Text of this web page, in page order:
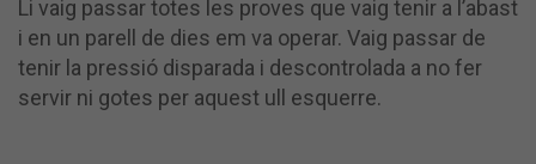
Li vaig passar totes les proves que vaig tenir a l’abast
i en un parell de dies em va operar. Vaig passar de
tenir la pressió disparada i descontrolada a no fer
servir ni gotes per aquest ull esquerre.